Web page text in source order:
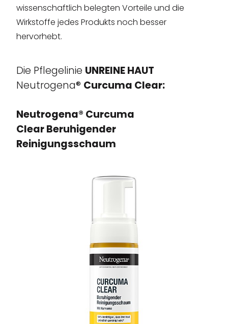
wissenschaftlich belegten Vorteile und die
Wirkstoffe jedes Produkts noch besser
hervorhebt.
Die Pflegelinie UNREINEHAUT
Neutrogena® Curcuma Clear:
Neutrogena® Curcuma
Clear Beruhigender
Reinigungsschaum